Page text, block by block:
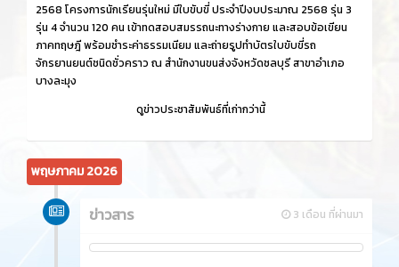
2568 โครงการนักเรียนรุ่นใหม่ มีใบขับขี่ ประจำปีงบประมาณ 2568 รุ่น 3
รุ่น 4 จำนวน 120 คน เข้าทดสอบสมรรถนะทางร่างกาย และสอบข้อเขียน
ภาคทฤษฎี พร้อมชำระค่าธรรมเนียม และถ่ายรูปทำบัตรใบขับขี่รถ
จักรยานยนต์ชนิดชั่วคราว ณ สำนักงานขนส่งจังหวัดชลบุรี สาขาอำเภอ
บางละมุง
ดูข่าวประชาสัมพันธ์ที่เก่ากว่านี้
พฤษภาคม 2026
3 เดือน ที่ผ่านมา
ข่าวสาร